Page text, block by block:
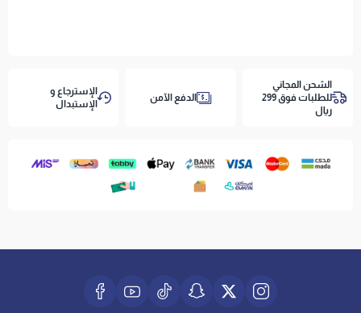
الشحن المجاني
للطلبات فوق 299
ريال
الدفع الآمن
الإسترجاع و
الإستبدال